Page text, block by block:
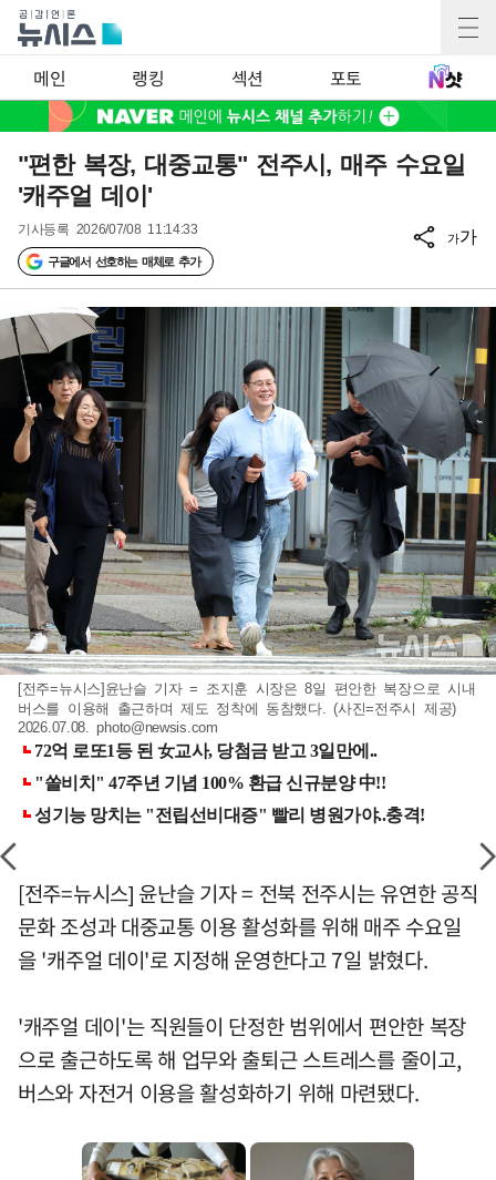
메인 랭킹 섹션 포토
"편한 복장, 대중교통" 전주시, 매주 수요일
'캐주얼 데이'
기사등록 2026/07/08 11:14:33
구글에서 선호하는 매체로 추가
가가
[전주=뉴시스]윤난슬 기자 = 조지훈 시장은 8일 편안한 복장으로 시내
버스를 이용해 출근하며 제도 정착에 동참했다. (사진=전주시 제공)
2026.07.08.photo@newsis.com
[전주=뉴시스] 윤난슬 기자 = 전북 전주시는 유연한 공직
문화 조성과 대중교통 이용 활성화를 위해 매주 수요일
을 '캐주얼 데이'로 지정해 운영한다고 7일 밝혔다.
'캐주얼 데이'는 직원들이 단정한 범위에서 편안한 복장
으로 출근하도록 해 업무와 출퇴근 스트레스를 줄이고,
버스와 자전거 이용을 활성화하기 위해 마련됐다.